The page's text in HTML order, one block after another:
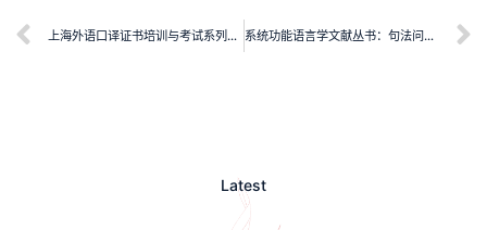
上海外语口译证书培训与考试系列丛书：高级听力教程（第五版） 系统功能语言学文献丛书：句法问题研究：从功能语言学到语言类型学
Latest